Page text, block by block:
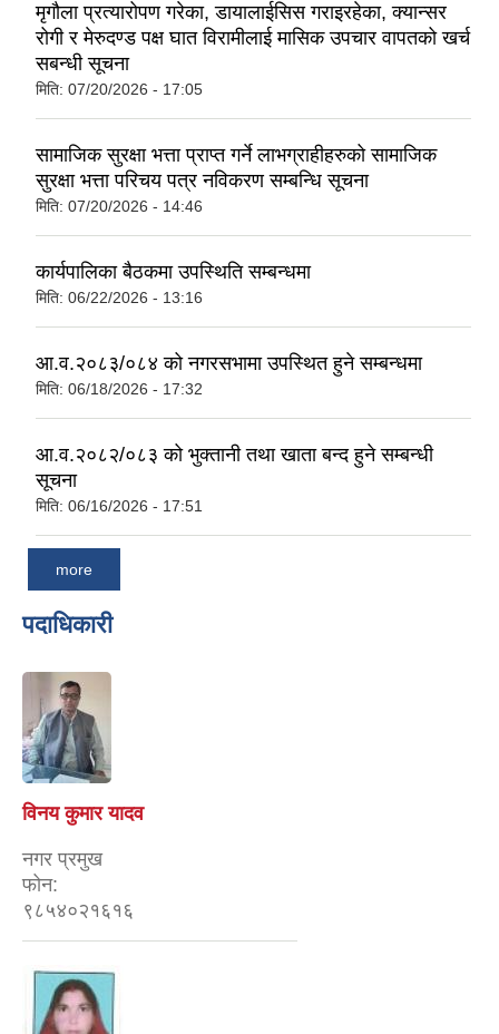
मृगौला प्रत्यारोपण गरेका, डायालाईसिस गराइरहेका, क्यान्सर
रोगी र मेरुदण्ड पक्ष घात विरामीलाई मासिक उपचार वापतको खर्च
सबन्धी सूचना
मिति: 07/20/2026 - 17:05
सामाजिक सुरक्षा भत्ता प्राप्त गर्ने लाभग्राहीहरुको सामाजिक
सुरक्षा भत्ता परिचय पत्र नविकरण सम्बन्धि सूचना
मिति: 07/20/2026 - 14:46
कार्यपालिका बैठकमा उपस्थिति सम्बन्धमा
मिति: 06/22/2026 - 13:16
आ.व.२०८३/०८४ को नगरसभामा उपस्थित हुने सम्बन्धमा
मिति: 06/18/2026 - 17:32
आ.व.२०८२/०८३ को भुक्तानी तथा खाता बन्द हुने सम्बन्धी
सूचना
मिति: 06/16/2026 - 17:51
more
पदाधिकारी
विनय कुमार यादव
नगर प्रमुख
फोन:
९८५४०२१६१६